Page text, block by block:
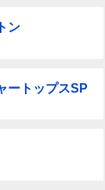
ン
ートップスSP